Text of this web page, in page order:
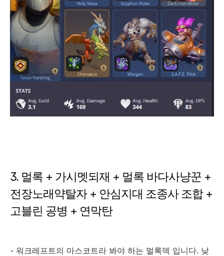
3. 멀록 + 가시멧되재 + 멀록 바다사냥꾼 +
전장노래약탈자 + 안심지대 조종사 조합 +
고블린 공병 + 연막탄
- 워크레프트의 마스코트라 봐야 하는 멀록덱 입니다. 낮